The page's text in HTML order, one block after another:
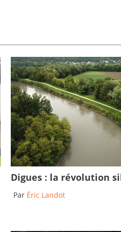
Digues : la révolution
Par Éric Landot